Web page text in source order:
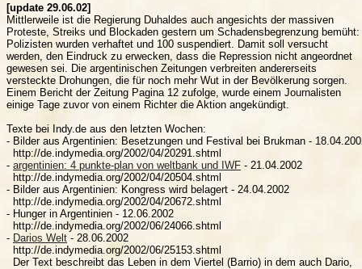
[update 29.06.02]
Mittlerweile ist die Regierung Duhaldes auch angesichts der massiven
Proteste, Streiks und Blockaden gestern um Schadensbegrenzung bemüht:
Polizisten wurden verhaftet und 100 suspendiert. Damit soll versucht
werden, den Eindruck zu erwecken, dass die Repression nicht angeordnet
gewesen sei. Die argentinischen Zeitungen verbreiten andererseits
versteckte Drohungen, die für noch mehr Wut in der Bevölkerung sorgen.
Einem Bericht der Zeitung Pagina 12 zufolge, wurde einem Journalisten
einige Tage zuvor von einem Richter die Aktion angekündigt.
Texte bei Indy.de aus den letzten Wochen:
- Bilder aus Argentinien: Besetzungen und Festival bei Brukman -
  http://de.indymedia.org/2002/04/20291.shtml
- argentinien: 4 punkte-plan von weltbank und IWF - 21.04.2002
  http://de.indymedia.org/2002/04/20504.shtml
- Bilder aus Argentinien: Kongress wird belagert - 24.04.2002
  http://de.indymedia.org/2002/04/20672.shtml
- Hunger in Argentinien - 12.06.2002
  http://de.indymedia.org/2002/06/24066.shtml
- Darios Welt - 28.06.2002
  http://de.indymedia.org/2002/06/25153.shtml
  Der Text beschreibt das Leben in dem Viertel (Barrio) in dem auch Dario,